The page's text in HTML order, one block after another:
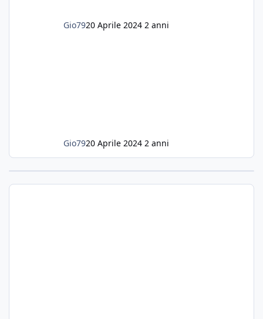
Gio7920 Aprile 2024 2 anni
Gio7920 Aprile 2024 2 anni